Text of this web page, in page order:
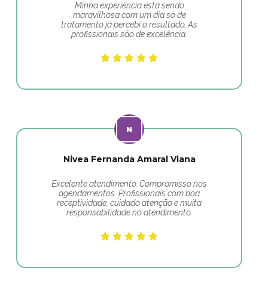
Minha experiência está sendo
maravilhosa com um dia só de
tratamento já percebi o resultado. As
profissionais são de excelência.
Nivea Fernanda Amaral Viana
Excelente atendimento. Compromisso nos
agendamentos. Profissionais com boa
receptividade, cuidado atenção e muita
responsabilidade no atendimento.